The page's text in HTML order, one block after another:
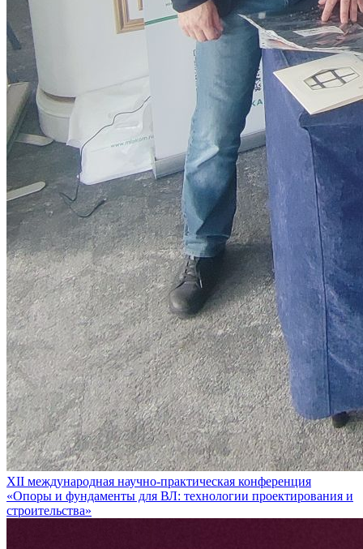
XII международная научно-практическая конференция
«Опоры и фундаменты для ВЛ: технологии проектирования и
строительства»